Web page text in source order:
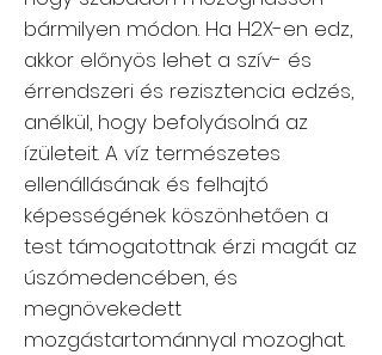
bármilyen módon. Ha H2X-en edz,
akkor előnyös lehet a szív- és
érrendszeri és rezisztencia edzés,
anélkül, hogy befolyásolná az
ízületeit. A víz természetes
ellenállásának és felhajtó
képességének köszönhetően a
test támogatottnak érzi magát az
úszómedencében, és
megnövekedett
mozgástartománnyal mozoghat.